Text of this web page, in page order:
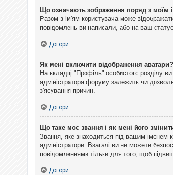
Що означають зображення поряд з моїм
Разом з ім'ям користувача може
повідомлень ви написали, або на ваш
Догори
Як мені включити відображення аватари?
На вкладці "Профіль" особистого розділу
адміністратора форуму залежить чи
з'ясування причин.
Догори
Що таке моє звання і як мені його
Звання, яке знаходиться під вашим іменем
адміністратори. Взагалі ви не можете
повідомленнями тільки для того, щоб
Догори